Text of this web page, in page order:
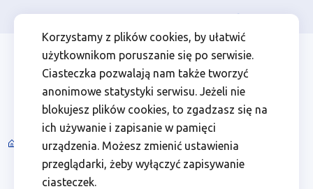
Korzystamy z plików cookies, by ułatwić
użytkownikom poruszanie się po serwisie.
Ciasteczka pozwalają nam także tworzyć
anonimowe statystyki serwisu. Jeżeli nie
blokujesz plików cookies, to zgadzasz się na
ich używanie i zapisanie w pamięci
urządzenia. Możesz zmienić ustawienia
przeglądarki, żeby wyłączyć zapisywanie
ciasteczek.
Kalendarz
wydarzeń
08.05.2026
Przejdź
głównej
nawigacji
Przejdź
wyszukiwarki
Przejdź
zawartości
strony
Przejdź
stopki
Menu
Header
Top
Osoba prywatna Firma
Menu
top
left
Ścieżka
nawigacyjna
Spotkania informacyjne i wydarzenia